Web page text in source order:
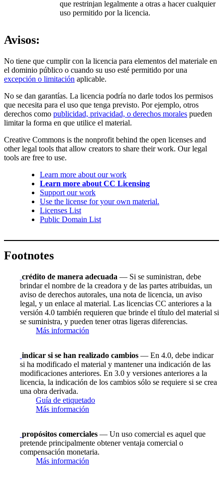
que restrinjan legalmente a otras a hacer cualquier
uso permitido por la licencia.
Avisos:
No tiene que cumplir con la licencia para elementos del materiale en
el dominio público o cuando su uso esté permitido por una
excepción o limitación aplicable.
No se dan garantías. La licencia podría no darle todos los permisos
que necesita para el uso que tenga previsto. Por ejemplo, otros
derechos como publicidad, privacidad, o derechos morales pueden
limitar la forma en que utilice el material.
Creative Commons is the nonprofit behind the open licenses and
other legal tools that allow creators to share their work. Our legal
tools are free to use.
Learn more about our work
Learn more about CC Licensing
Support our work
Use the license for your own material.
Licenses List
Public Domain List
Footnotes
crédito de manera adecuada — Si se suministran, debe
brindar el nombre de la creadora y de las partes atribuidas, un
aviso de derechos autorales, una nota de licencia, un aviso
legal, y un enlace al material. Las licencias CC anteriores a la
versión 4.0 también requieren que brinde el título del material si
se suministra, y pueden tener otras ligeras diferencias.
Más información
indicar si se han realizado cambios — En 4.0, debe indicar
si ha modificado el material y mantener una indicación de las
modificaciones anteriores. En 3.0 y versiones anteriores a la
licencia, la indicación de los cambios sólo se requiere si se crea
una obra derivada.
Guía de etiquetado
Más información
propósitos comerciales — Un uso comercial es aquel que
pretende principalmente obtener ventaja comercial o
compensación monetaria.
Más información